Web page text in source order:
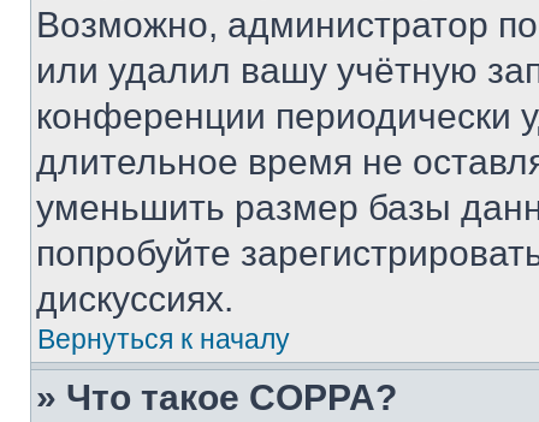
Возможно, администратор
или удалил вашу учётную
конференции периодически
длительное время не
уменьшить размер базы
попробуйте
дискуссиях.
Вернуться к началу
» Что такое COPPA?